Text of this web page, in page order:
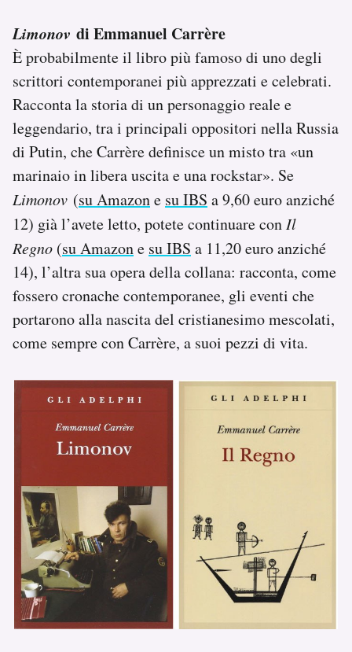
Limonov di Emmanuel Carrère
È probabilmente il libro più famoso di uno degli
scrittori contemporanei più apprezzati e celebrati.
Racconta la storia di un personaggio reale e
leggendario, tra i principali oppositori nella Russia
di Putin, che Carrère definisce un misto tra «un
marinaio in libera uscita e una rockstar». Se
Limonov (su Amazone su IBS a 9,60 euro anziché
12) già l’avete letto, potete continuare con Il
Regno (su Amazone su IBS a 11,20 euro anziché
14), l’altra sua opera della collana: racconta, come
fossero cronache contemporanee, gli eventi che
portarono alla nascita del cristianesimo mescolati,
come sempre con Carrère, a suoi pezzi di vita.